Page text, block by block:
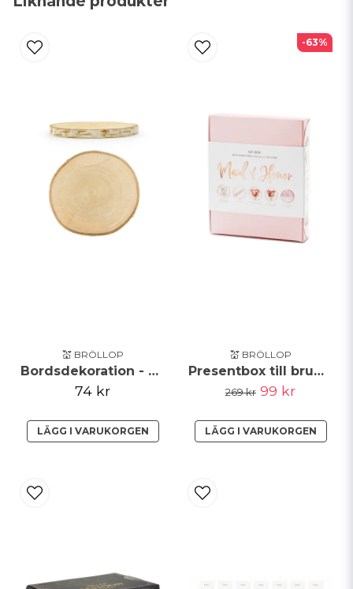
💒 BRÖLLOP
Bordsdekoration - Träskiva
74 kr
LÄGG I VARUKORGEN
💒 BRÖLLOP
Presentbox till brudtärna Partybox
269 kr 99 kr
LÄGG I VARUKORGEN
-63%